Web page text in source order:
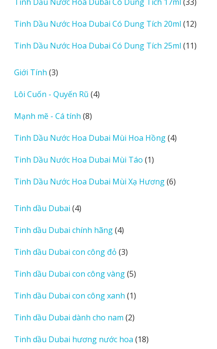
phẩm
phẩm
Tinh Dầu Nước Hoa Dubai Có Dung Tích 20ml 1212
phẩm
Tinh Dầu Nước Hoa Dubai Có Dung Tích 25ml 1111
Giới Tính 33
phẩm
Lôi Cuốn - Quyến Rũ 44
Mạnh mẽ - Cá tính 88
phẩm
Tinh Dầu Nước Hoa Dubai Mùi Hoa Hồng 44
Tinh Dầu Nước Hoa Dubai Mùi Táo 11
phẩm
Tinh Dầu Nước Hoa Dubai Mùi Xạ Hương 66
Tinh dầu Dubai 44
phẩm
Tinh dầu Dubai chính hãng 44
phẩm
Tinh dầu Dubai con công đỏ 33
phẩm
Tinh dầu Dubai con công vàng 55
phẩm
Tinh dầu Dubai con công xanh 11
phẩm
Tinh dầu Dubai dành cho nam 22
phẩm
Tinh dầu Dubai hương nước hoa 1818